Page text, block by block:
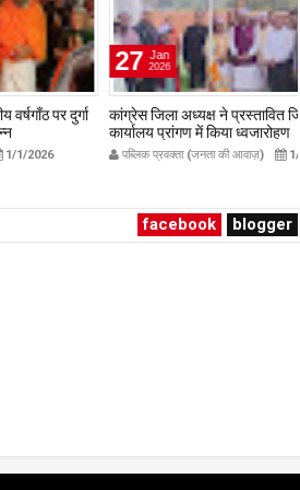
27 Jan
2026
कांग्रेस जिला अध्यक्ष ने प्रस्तावित जिला कांग्रेस
कार्यालय प्रांगण में किया ध्वजारोहण
publicpravakta.com
पब्लिक प्रवक्ता (जनता की आवाज़) 1/27/2026
facebook blogger